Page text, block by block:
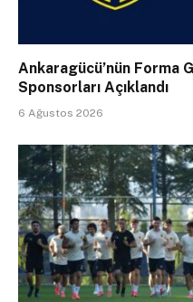
Ankaragücü’nün Forma
Sponsorları Açıklandı
6 Ağustos 2026